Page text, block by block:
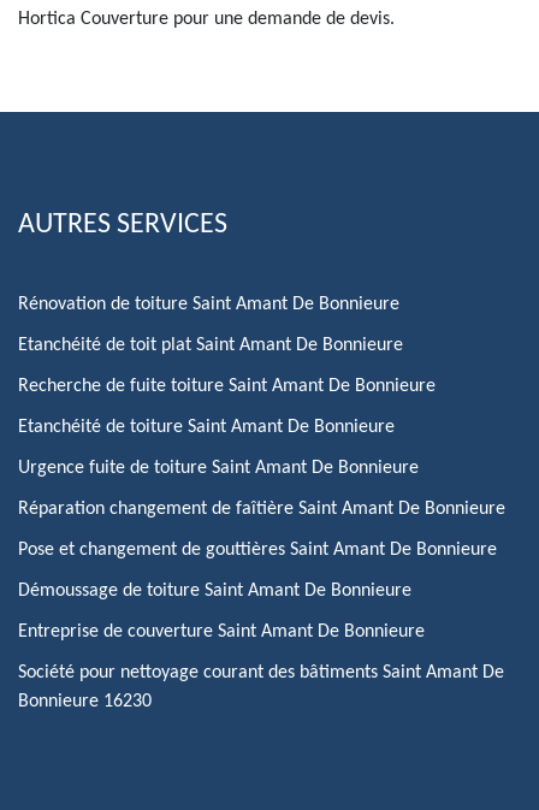
Hortica Couverture pour une demande de devis.
AUTRES SERVICES
Rénovation de toiture Saint Amant De Bonnieure
Etanchéité de toit plat Saint Amant De Bonnieure
Recherche de fuite toiture Saint Amant De Bonnieure
Etanchéité de toiture Saint Amant De Bonnieure
Urgence fuite de toiture Saint Amant De Bonnieure
Réparation changement de faîtière Saint Amant De Bonnieure
Pose et changement de gouttières Saint Amant De Bonnieure
Démoussage de toiture Saint Amant De Bonnieure
Entreprise de couverture Saint Amant De Bonnieure
Société pour nettoyage courant des bâtiments Saint Amant De
Bonnieure 16230